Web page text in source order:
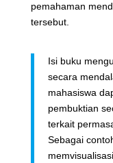
pemahaman
tersebut.
Isi buku
secara
mahasiswa
pembuktian
terkait
Sebagai